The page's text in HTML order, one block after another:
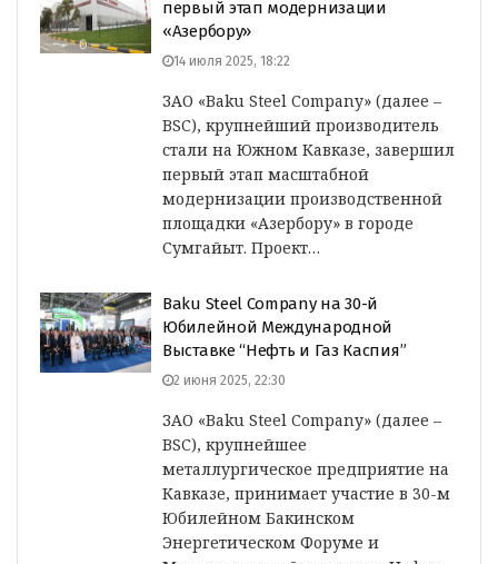
первый этап модернизации
«Азербору»
14 июля 2025, 18:22
ЗАО «Baku Steel Company» (далее –
BSC), крупнейший производитель
стали на Южном Кавказе, завершил
первый этап масштабной
модернизации производственной
площадки «Азербору» в городе
Сумгайыт. Проект…
Baku Steel Company на 30-й
Юбилейной Международной
Выставке “Нефть и Газ Каспия”
2 июня 2025, 22:30
ЗАО «Baku Steel Company» (далее –
BSC), крупнейшее
металлургическое предприятие на
Кавказе, принимает участие в 30-м
Юбилейном Бакинском
Энергетическом Форуме и